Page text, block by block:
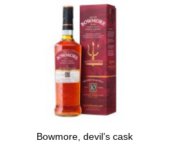
Bowmore, devil’s cask